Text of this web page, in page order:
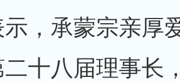
，承蒙宗亲厚
十八届理事长